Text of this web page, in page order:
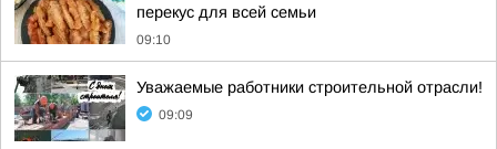
перекус для всей семьи
09:10
Уважаемые работники строительной отрасли!
09:09